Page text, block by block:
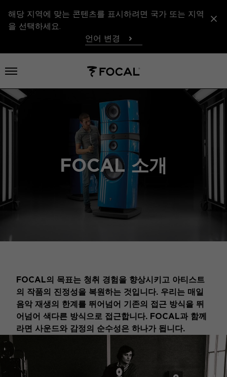
해당 지역에 맞는 콘텐츠를 표시하려면 국가 또는 지역
을 선택하세요.
언어 변경
메뉴 열기
FOCAL 소개
FOCAL의 목표는 청취 경험을 향상시키고 아티스트
의 작품의 진정성을 복원하는 것입니다. 우리는 매일
음악 재생의 한계를 뛰어넘어 기존의 접근 방식을 뛰
어넘어 색다른 방식으로 접근합니다. FOCAL과 함께
라면 사운드와 감정의 순수성은 하나가 됩니다.